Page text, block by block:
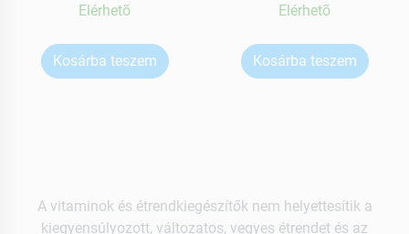
Elérhetõ
Kosárba teszem
Elérhetõ
Kosárba teszem
A vitaminok és étrendkiegészítők nem helyettesítik a
kiegyensúlyozott, változatos, vegyes étrendet és az